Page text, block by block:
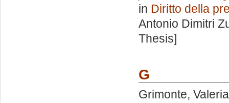
in Diritto della
Antonio Dimitri
Thesis]
G
Grimonte, Valeria